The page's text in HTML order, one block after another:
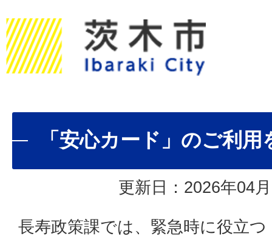
「安心カード」のご利用
更新日：2026年04
長寿政策課では、緊急時に役立